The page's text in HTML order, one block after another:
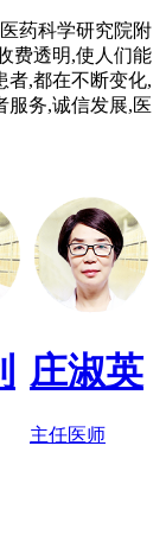
药科学研究院附
费透明,使人们能
者,都在不断变化,
服务,诚信发展,医
庄淑英
主任医师